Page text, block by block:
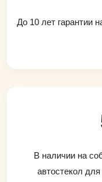
До 10 лет гарантии
В наличии на
автостекол